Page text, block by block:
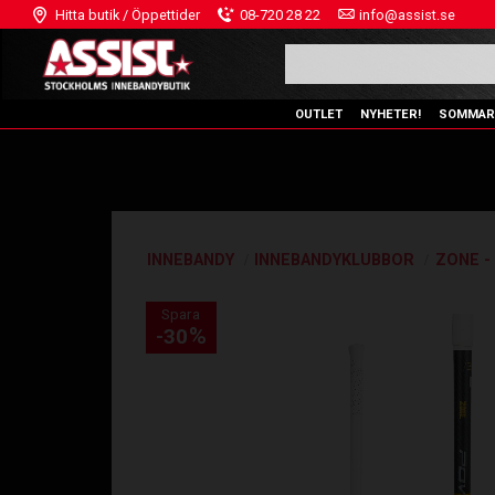
Hitta butik / Öppettider 08-720 28 22 info@assist.se
OUTLET NYHETER!
INNEBANDY INNEBANDYKLUBBOR ZONE -
Spara
30%